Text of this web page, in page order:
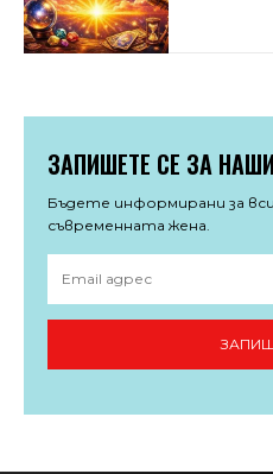
ЗАПИШЕТЕ СЕ ЗА
Бъдете информирани за
съвременната жена.